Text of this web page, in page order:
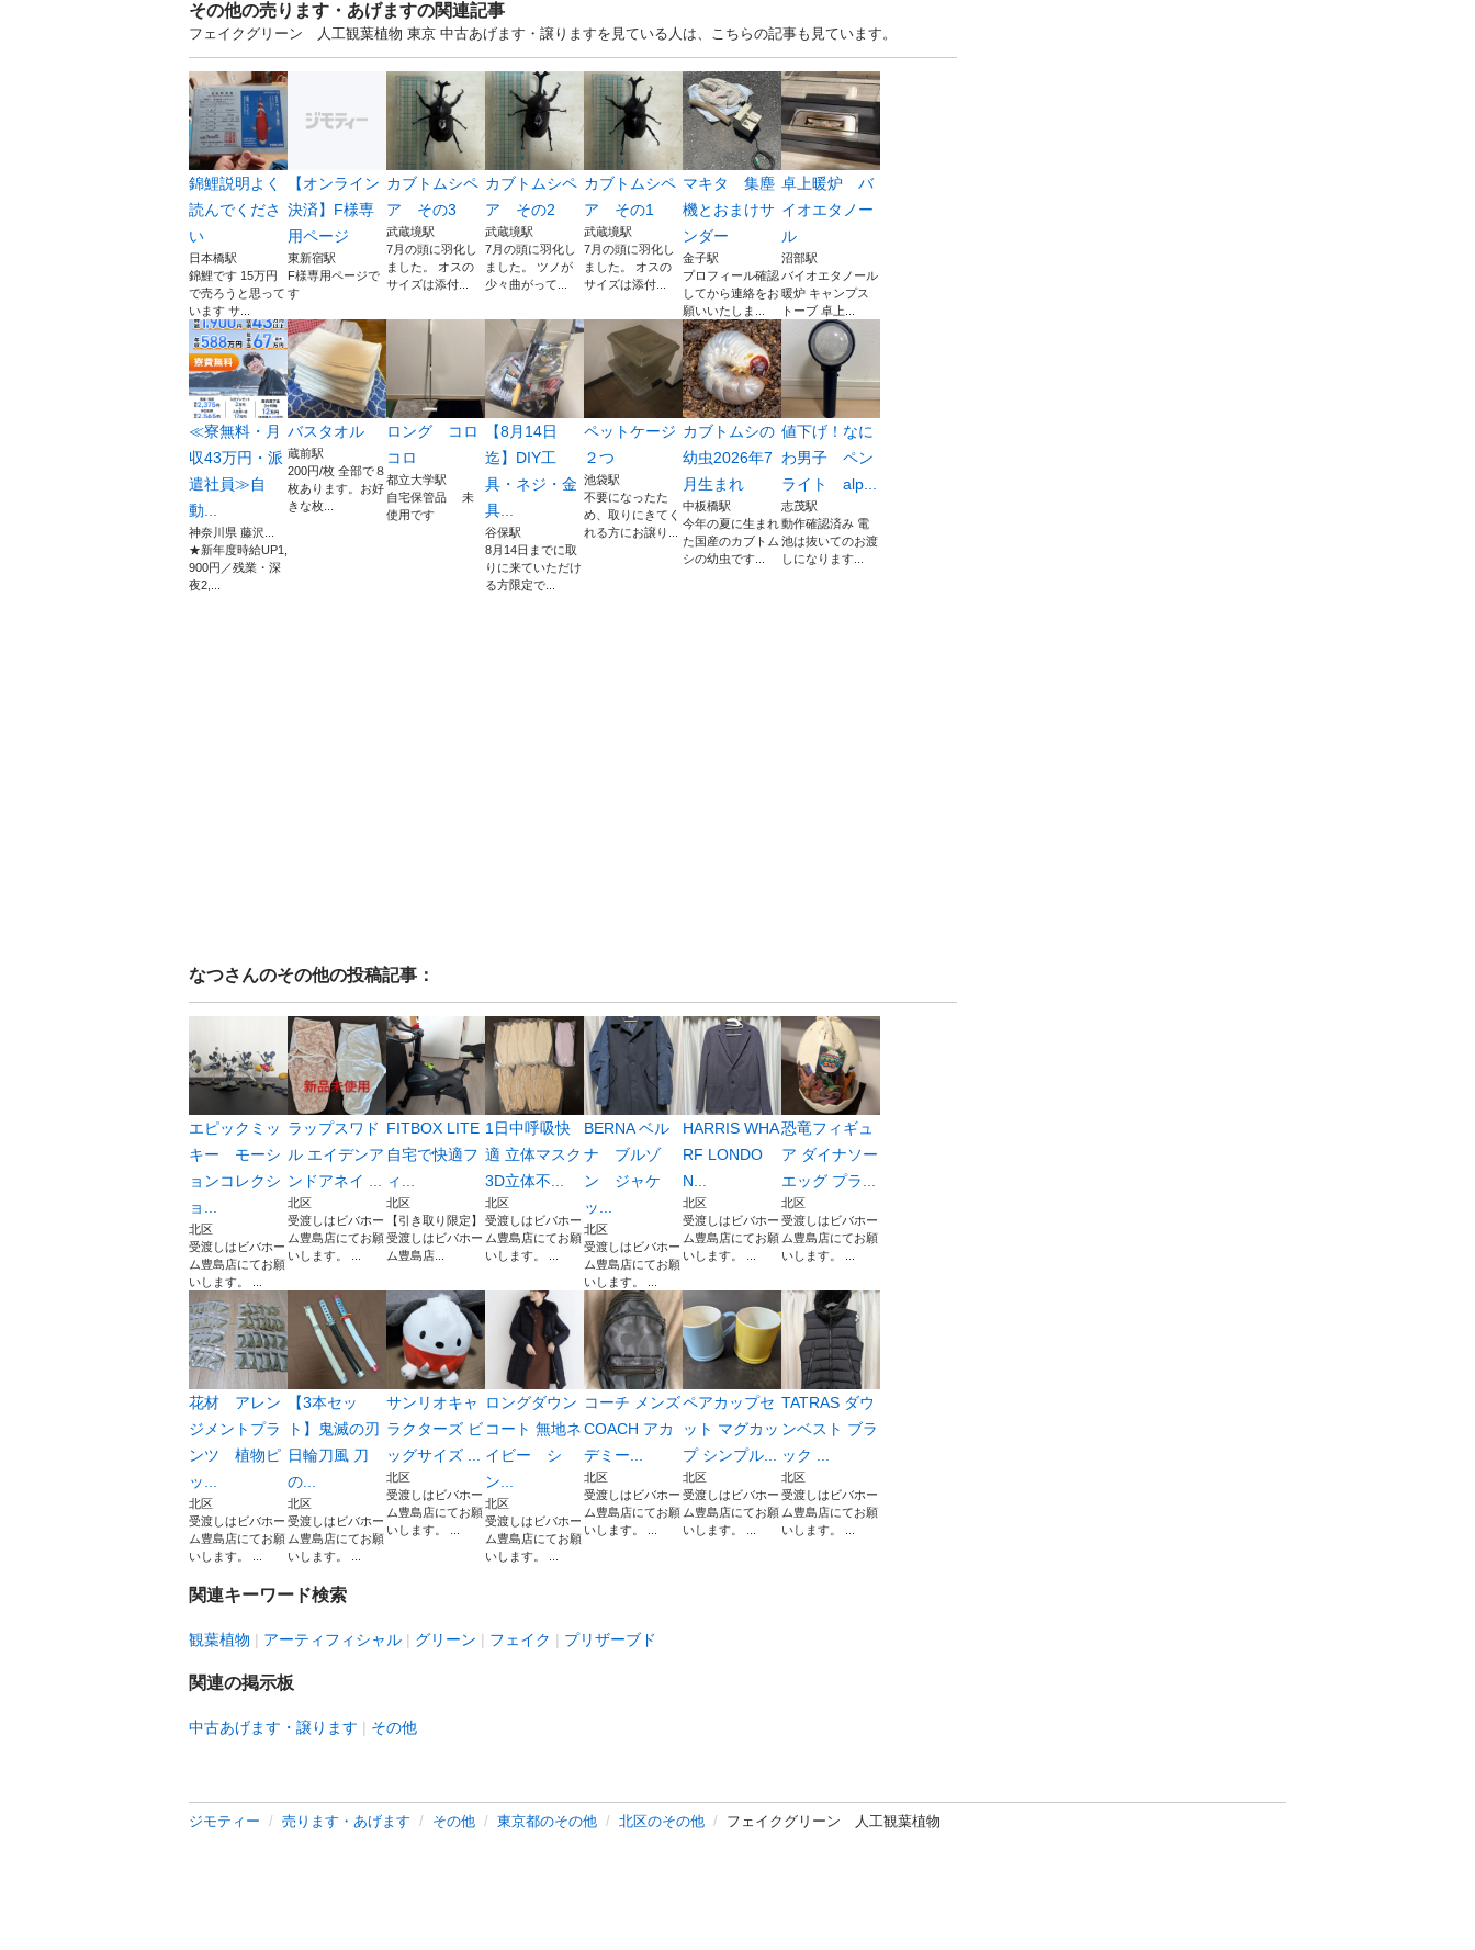
その他の売ります・あげますの関連記事
フェイクグリーン 人工観葉植物 東京 中古あげます・譲りますを見ている人は、こちらの記事も見ています。
錦鯉説明よく
読んでくださ
い
日本橋駅
錦鯉です 15万円
で売ろうと思って
います サ...
【オンライン
決済】F様専
用ページ
東新宿駅
F様専用ページで
す
カブトムシペ
ア その3
武蔵境駅
7月の頭に羽化し
ました。 オスの
サイズは添付...
カブトムシペ
ア その2
武蔵境駅
7月の頭に羽化し
ました。 ツノが
少々曲がって...
カブトムシペ
ア その1
武蔵境駅
7月の頭に羽化し
ました。 オスの
サイズは添付...
マキタ 集塵
機とおまけサ
ンダー
金子駅
プロフィール確認
してから連絡をお
願いいたしま...
卓上暖炉 バ
イオエタノー
ル
沼部駅
バイオエタノール
暖炉 キャンプス
トーブ 卓上...
≪寮無料・月
収43万円・派
遣社員≫自
動...
神奈川県 藤沢...
★新年度時給UP1,
900円／残業・深
夜2,...
バスタオル
蔵前駅
200円/枚 全部で８
枚あります。お好
きな枚...
ロング コロ
コロ
都立大学駅
自宅保管品 未
使用です
【8月14日
迄】DIY工
具・ネジ・金
具...
谷保駅
8月14日までに取
りに来ていただけ
る方限定で...
ペットケージ
２つ
池袋駅
不要になったた
め、取りにきてく
れる方にお譲り...
カブトムシの
幼虫2026年7
月生まれ
中板橋駅
今年の夏に生まれ
た国産のカブトム
シの幼虫です...
値下げ！なに
わ男子 ペン
ライト alp...
志茂駅
動作確認済み 電
池は抜いてのお渡
しになります...
なつさんのその他の投稿記事：
エピックミッ
キー モーシ
ョンコレクシ
ョ...
北区
受渡しはビバホー
ム豊島店にてお願
いします。 ...
ラップスワド
ル エイデンア
ンドアネイ ...
北区
受渡しはビバホー
ム豊島店にてお願
いします。 ...
FITBOX LITE
自宅で快適フ
ィ...
北区
【引き取り限定】
受渡しはビバホー
ム豊島店...
1日中呼吸快
適 立体マスク
3D立体不...
北区
受渡しはビバホー
ム豊島店にてお願
いします。 ...
BERNA ベル
ナ ブルゾ
ン ジャケ
ッ...
北区
受渡しはビバホー
ム豊島店にてお願
いします。 ...
HARRIS WHA
RF LONDO
N...
北区
受渡しはビバホー
ム豊島店にてお願
いします。 ...
恐竜フィギュ
ア ダイナソー
エッグ プラ...
北区
受渡しはビバホー
ム豊島店にてお願
いします。 ...
花材 アレン
ジメントプラ
ンツ 植物ピ
ッ...
北区
受渡しはビバホー
ム豊島店にてお願
いします。 ...
【3本セッ
ト】鬼滅の刃
日輪刀風 刀
の...
北区
受渡しはビバホー
ム豊島店にてお願
いします。 ...
サンリオキャ
ラクターズ ビ
ッグサイズ ...
北区
受渡しはビバホー
ム豊島店にてお願
いします。 ...
ロングダウン
コート 無地ネ
イビー シ
ン...
北区
受渡しはビバホー
ム豊島店にてお願
いします。 ...
コーチ メンズ
COACH アカ
デミー...
北区
受渡しはビバホー
ム豊島店にてお願
いします。 ...
ペアカップセ
ット マグカッ
プ シンプル...
北区
受渡しはビバホー
ム豊島店にてお願
いします。 ...
TATRAS ダウ
ンベスト ブラ
ック ...
北区
受渡しはビバホー
ム豊島店にてお願
いします。 ...
関連キーワード検索
観葉植物 アーティフィシャル グリーン フェイク プリザーブド
関連の掲示板
中古あげます・譲ります その他
ジモティー 売ります・あげます その他 東京都のその他 北区のその他 フェイクグリーン 人工観葉植物